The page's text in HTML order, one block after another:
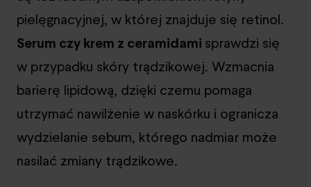
pielęgnacyjnej, w której znajduje się retinol.
Serum czy krem z ceramidami sprawdzi się
w przypadku skóry trądzikowej. Wzmacnia
barierę lipidową, dzięki czemu pomaga
utrzymać nawilżenie w naskórku i ogranicza
wydzielanie sebum, którego nadmiar może
nasilać zmiany trądzikowe.